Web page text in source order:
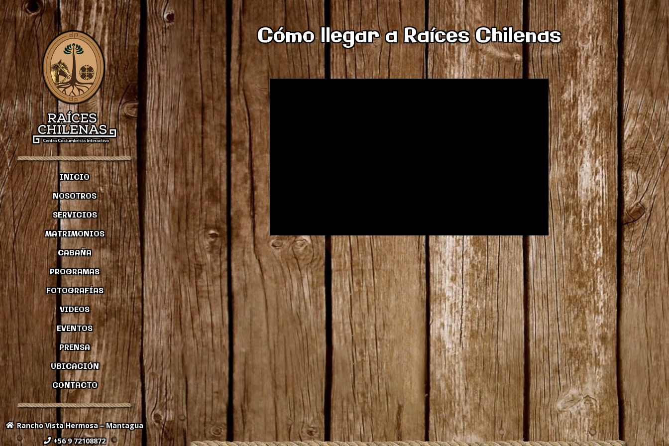
INICIO
NOSOTROS
SERVICIOS
MATRIMONIOS
CABAÑA
PROGRAMAS
FOTOGRAFÍAS
VIDEOS
EVENTOS
PRENSA
UBICACIÓN
CONTACTO
Rancho Vista Hermosa – Mantagua
+56 9 72108872
Cómo llegar a Raíces Chilenas